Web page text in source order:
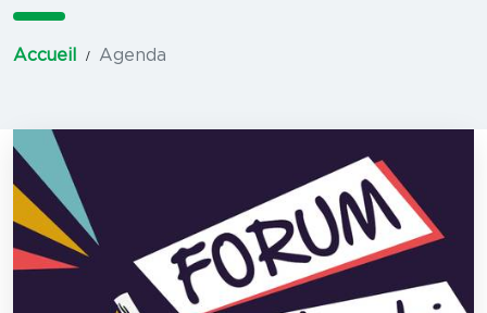
Accueil Agenda